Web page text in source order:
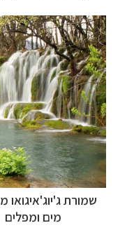
שמורת
מים ומפלים